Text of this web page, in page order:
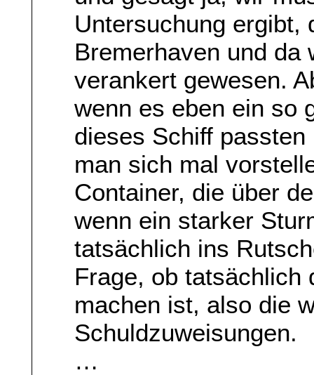
Untersuchung ergibt,
Bremerhaven und da
verankert gewesen.
wenn es eben ein so
dieses Schiff
man sich mal
Container, die über
wenn ein starker
tatsächlich ins
Frage, ob tatsächlich
machen ist, also die
Schuldzuweisungen.
…